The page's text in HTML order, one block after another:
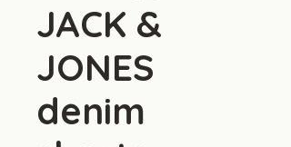
JACK &
JONES
denim